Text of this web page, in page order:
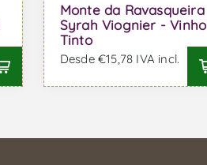
Monte da Ravasqueira
Syrah Viognier - Vinho
Tinto
Desde €15,78 IVA incl.